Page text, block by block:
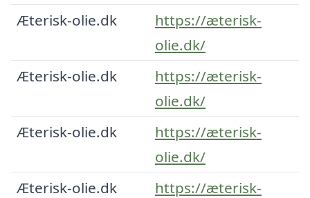
Æterisk-olie.dk
https://æterisk-
olie.dk/
Æterisk-olie.dk
https://æterisk-
olie.dk/
Æterisk-olie.dk
https://æterisk-
olie.dk/
Æterisk-olie.dk
https://æterisk-